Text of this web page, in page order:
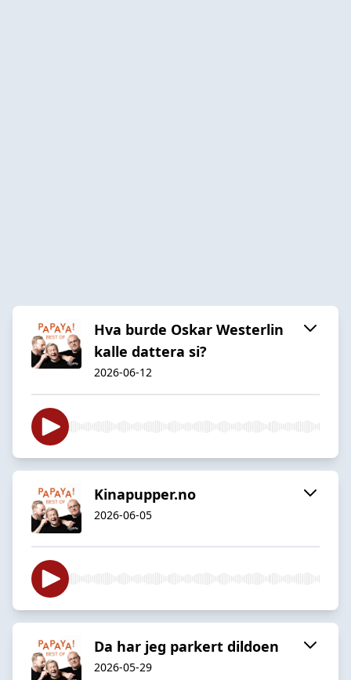
Hva burde Oskar Westerlin
kalle dattera si?
2026-06-12
Kinapupper.no
2026-06-05
Da har jeg parkert dildoen
2026-05-29